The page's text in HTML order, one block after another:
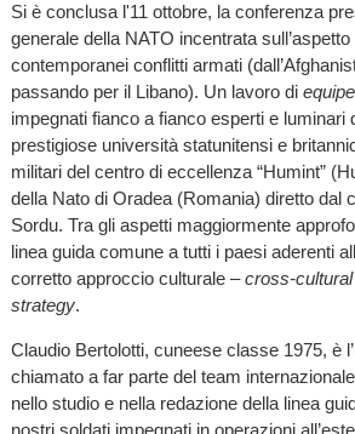
Si è conclusa l'11 ottobre, la conferenza
generale della NATO incentrata
contemporanei conflitti armati
passando per il Libano). Un lavoro di equipe
impegnati fianco a fianco esperti e luminari
prestigiose università statunitensi e
militari del centro di eccellenza “Humint”
della Nato di Oradea (Romania) diretto dal
Sordu. Tra gli aspetti maggiormente
linea guida comune a tutti i paesi aderenti
corretto approccio culturale –cross-
strategy.
Claudio Bertolotti, cuneese classe 1975, è
chiamato a far parte del team
nello studio e nella redazione della linea